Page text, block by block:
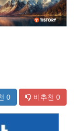
0 비추천 0